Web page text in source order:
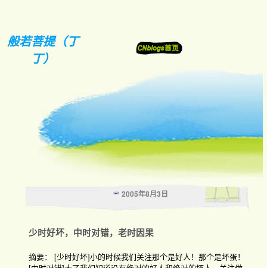
般若菩提（丁
丁）
2005年8月3日
少时好坏，中时对错，老时因果
摘要： [少时好坏]小的时候我们关注那个是好人！那个是坏蛋！